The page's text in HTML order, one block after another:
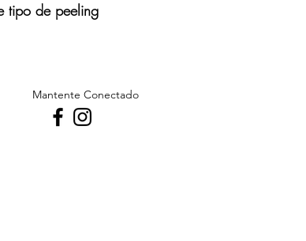
tipo de peeling
Mantente Conectado